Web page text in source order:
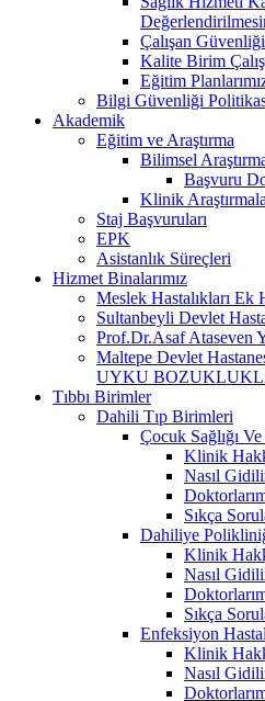
Çalışan
Kalite Birim
Eğitim
Bilgi Güvenliği
Akademik
Eğitim ve Araştırma
Bilimsel
Başvuru
Klinik
Staj Başvuruları
EPK
Asistanlık Süreçleri
Hizmet Binalarımız
Meslek Hastalıkları Ek
Sultanbeyli Devlet
Prof.Dr.Asaf Ataseven
Maltepe Devlet
UYKU
Tıbbı Birimler
Dahili Tıp Birimleri
Çocuk Sağlığı
Klinik
Nasıl
Sıkça
Dahiliye
Klinik
Nasıl
Sıkça
Enfeksiyon
Klinik
Nasıl